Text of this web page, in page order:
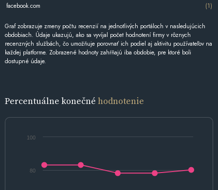
facebook.com
(1)
Graf zobrazuje zmeny počtu recenzií na jednotlivých portáloch v nasledujúcich
obdobiach. Údaje ukazujú, ako sa vyvíjal počet hodnotení firmy v rôznych
recenzných službách, čo umožňuje porovnať ich podiel aj aktivitu používateľov na
každej platforme. Zobrazené hodnoty zahŕňajú iba obdobie, pre ktoré boli
dostupné údaje.
Percentuálne konečné hodnotenie
80
100